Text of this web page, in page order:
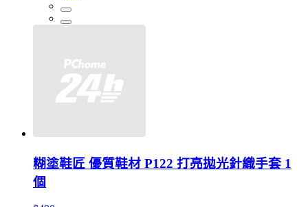
糊塗鞋匠 優質鞋材 P122 打亮拋光針織手套 1
個